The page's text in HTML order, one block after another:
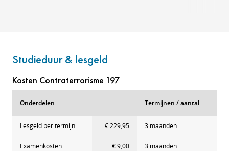
Studieduur & lesgeld
Kosten Contraterrorisme 197
Onderdelen Termijnen / aantal
Lesgeld per termijn € 229,95 3 maanden
Examenkosten € 9,00 3 maanden